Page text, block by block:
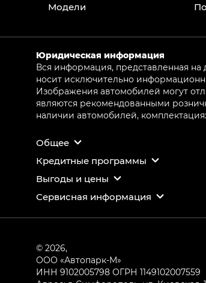
Модели
Юридическая информация
Вся информация, представленная
носит исключительно
Изображения автомобилей могут
являются рекомендованными
наличии автомобилей,
Общее
Кредитные программы
Выгоды и цены
Сервисная информация
© 2026,
ООО «Автопарк-М»
ИНН 9102005798 ОГРН 1149102007559